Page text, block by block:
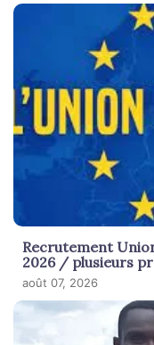
Recrutement
2026 / plusieurs
août 07, 2026